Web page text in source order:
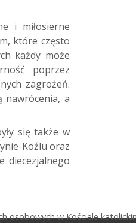
i miłosierne
które często
każdy może
poprzez
zagrożeń.
nawrócenia, a
się także w
Koźlu oraz
diecezjalnego
w Kościele